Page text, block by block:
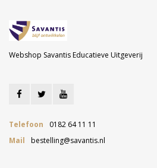
Webshop Savantis Educatieve Uitgeverij
Telefoon
0182 64 11 11
Mail
bestelling@savantis.nl